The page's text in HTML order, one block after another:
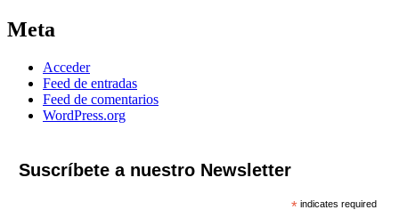
Meta
Acceder
Feed de entradas
Feed de comentarios
WordPress.org
Suscríbete a nuestro Newsletter
* indicates required